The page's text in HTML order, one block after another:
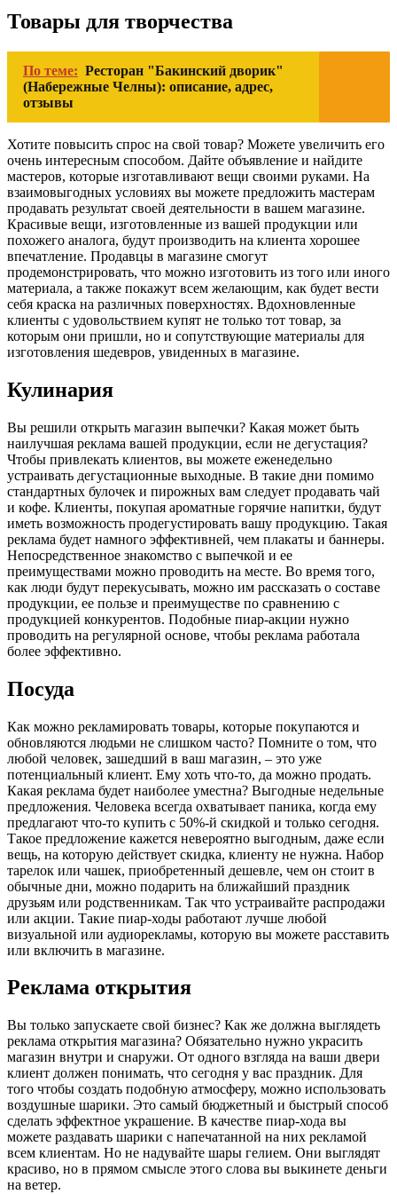
Товары для творчества
По теме: Ресторан "Бакинский дворик"
(Набережные Челны): описание, адрес,
отзывы
Хотите повысить спрос на свой товар? Можете увеличить его
очень интересным способом. Дайте объявление и найдите
мастеров, которые изготавливают вещи своими руками. На
взаимовыгодных условиях вы можете предложить мастерам
продавать результат своей деятельности в вашем магазине.
Красивые вещи, изготовленные из вашей продукции или
похожего аналога, будут производить на клиента хорошее
впечатление. Продавцы в магазине смогут
продемонстрировать, что можно изготовить из того или иного
материала, а также покажут всем желающим, как будет вести
себя краска на различных поверхностях. Вдохновленные
клиенты с удовольствием купят не только тот товар, за
которым они пришли, но и сопутствующие материалы для
изготовления шедевров, увиденных в магазине.
Кулинария
Вы решили открыть магазин выпечки? Какая может быть
наилучшая реклама вашей продукции, если не дегустация?
Чтобы привлекать клиентов, вы можете еженедельно
устраивать дегустационные выходные. В такие дни помимо
стандартных булочек и пирожных вам следует продавать чай
и кофе. Клиенты, покупая ароматные горячие напитки, будут
иметь возможность продегустировать вашу продукцию. Такая
реклама будет намного эффективней, чем плакаты и баннеры.
Непосредственное знакомство с выпечкой и ее
преимуществами можно проводить на месте. Во время того,
как люди будут перекусывать, можно им рассказать о составе
продукции, ее пользе и преимуществе по сравнению с
продукцией конкурентов. Подобные пиар-акции нужно
проводить на регулярной основе, чтобы реклама работала
более эффективно.
Посуда
Как можно рекламировать товары, которые покупаются и
обновляются людьми не слишком часто? Помните о том, что
любой человек, зашедший в ваш магазин, – это уже
потенциальный клиент. Ему хоть что-то, да можно продать.
Какая реклама будет наиболее уместна? Выгодные недельные
предложения. Человека всегда охватывает паника, когда ему
предлагают что-то купить с 50%-й скидкой и только сегодня.
Такое предложение кажется невероятно выгодным, даже если
вещь, на которую действует скидка, клиенту не нужна. Набор
тарелок или чашек, приобретенный дешевле, чем он стоит в
обычные дни, можно подарить на ближайший праздник
друзьям или родственникам. Так что устраивайте распродажи
или акции. Такие пиар-ходы работают лучше любой
визуальной или аудиорекламы, которую вы можете расставить
или включить в магазине.
Реклама открытия
Вы только запускаете свой бизнес? Как же должна выглядеть
реклама открытия магазина? Обязательно нужно украсить
магазин внутри и снаружи. От одного взгляда на ваши двери
клиент должен понимать, что сегодня у вас праздник. Для
того чтобы создать подобную атмосферу, можно использовать
воздушные шарики. Это самый бюджетный и быстрый способ
сделать эффектное украшение. В качестве пиар-хода вы
можете раздавать шарики с напечатанной на них рекламой
всем клиентам. Но не надувайте шары гелием. Они выглядят
красиво, но в прямом смысле этого слова вы выкинете деньги
на ветер.